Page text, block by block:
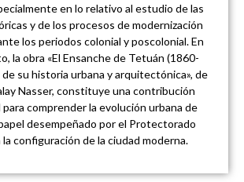
en lo relativo al estudio de las
y de los procesos de modernización
los periodos colonial y poscolonial. En
la obra «El Ensanche de Tetuán (1860-
su historia urbana y arquitectónica», de
Nasser, constituye una contribución
comprender la evolución urbana de
desempeñado por el Protectorado
configuración de la ciudad moderna.